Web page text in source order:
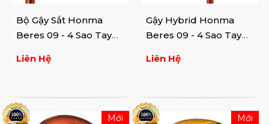
Bộ Gậy Sắt Honma
Beres 09 - 4 Sao Tay
Liên Hệ
Gậy Hybrid Honma
Beres 09 - 4 Sao Tay
Liên Hệ
Mới Mới